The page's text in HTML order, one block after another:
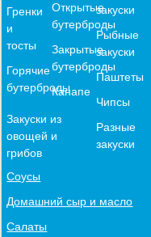
Гренки
и
тосты
Горячие
бутерброды
Открытые
бутерброды
Закрытые
бутерброды
Канапе
Закуски из
овощей и
грибов
закуски
Рыбные
закуски
Паштеты
Чипсы
Разные
закуски
Соусы
Домашний сыр и масло
Салаты